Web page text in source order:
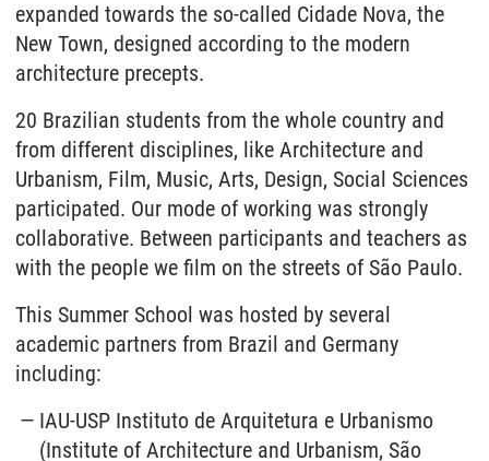
expanded towards the so-called Cidade Nova, the
New Town, designed according to the modern
architecture precepts.
20 Brazilian students from the whole country and
from different disciplines, like Architecture and
Urbanism, Film, Music, Arts, Design, Social Sciences
participated. Our mode of working was strongly
collaborative. Between participants and teachers as
with the people we film on the streets of São Paulo.
This Summer School was hosted by several
academic partners from Brazil and Germany
including:
IAU-USP Instituto de Arquitetura e Urbanismo
(Institute of Architecture and Urbanism, São